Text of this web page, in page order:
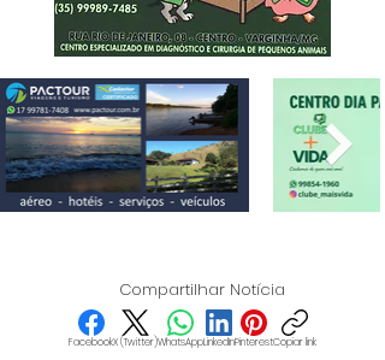
Compartilhar Notícia
FacebookX (Twitter)WhatsAppLinkedInPinterestCopiar link